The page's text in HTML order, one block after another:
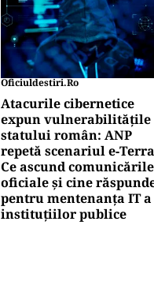
Oficiuldestiri.ro
Atacurile cibernetice
expun vulnerabilitățile
statului român: ANP
repetă scenariul
Ce ascund comunicările
oficiale și cine
pentru mentenanța IT a
instituțiilor publice